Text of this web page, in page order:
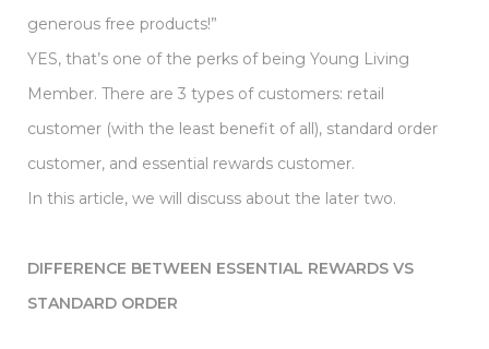
generous free products!”
YES, that’s one of the perks of being Young Living
Member. There are 3 types of customers: retail
customer (with the least benefit of all), standard order
customer, and essential rewards customer.
In this article, we will discuss about the later two.
DIFFERENCE BETWEEN ESSENTIAL REWARDS VS
STANDARD ORDER